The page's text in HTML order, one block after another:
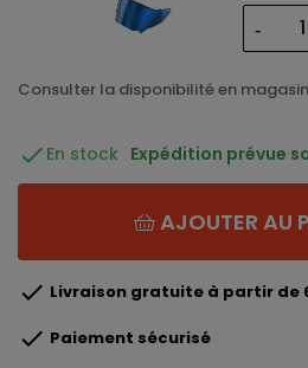
Consulter la disponibilité en magasin
 En stock Expédition prévue
AJOUTER AU
 Livraison gratuite à partir de
 Paiement sécurisé